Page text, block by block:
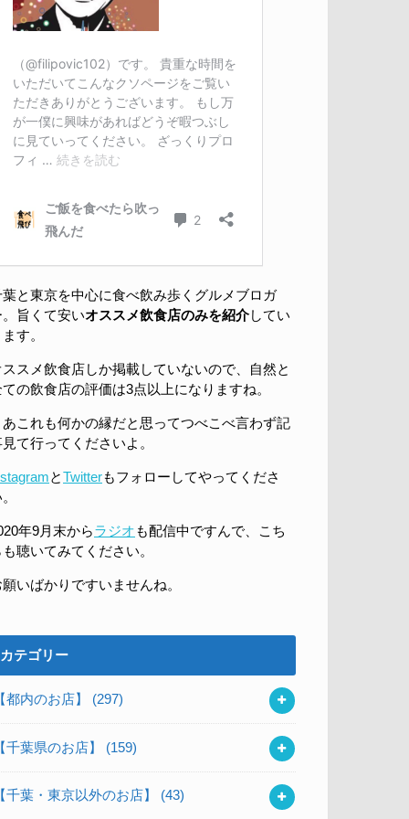
葉と東京を中心に食べ飲み歩くグルメブロガ
。旨くて安いオススメ飲食店のみを紹介してい
す。
ススメ飲食店しか掲載していないので、自然と
ての飲食店の評価は3点以上になりますね。
あこれも何かの縁だと思ってつべこべ言わず記
て行ってくださいよ。
とTwitterもフォローしてやってくださ
年9月末からラジオも配信中ですんで、こち
聴いてみてください。
いばかりですいませんね。
カテゴリー
都内のお店】 (297)
千葉県のお店】 (159)
千葉・東京以外のお店】 (43)